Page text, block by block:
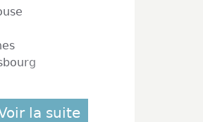
la suite